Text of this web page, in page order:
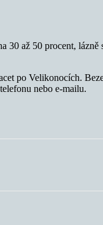
až 50 procent, lázně
po Velikonocích.
nebo e-mailu.